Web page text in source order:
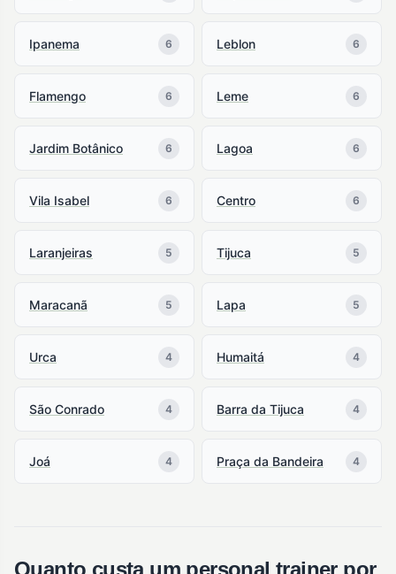
Ipanema 6 Leblon 6
Flamengo 6 Leme 6
Jardim Botânico 6 Lagoa 6
Vila Isabel 6 Centro 6
Laranjeiras 5 Tijuca 5
Maracanã 5 Lapa 5
Urca 4 Humaitá 4
São Conrado 4 Barra da Tijuca 4
Joá 4 Praça da Bandeira 4
Quanto custa um personal trainer por